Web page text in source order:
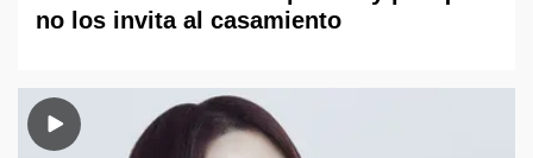
no los invita al casamiento